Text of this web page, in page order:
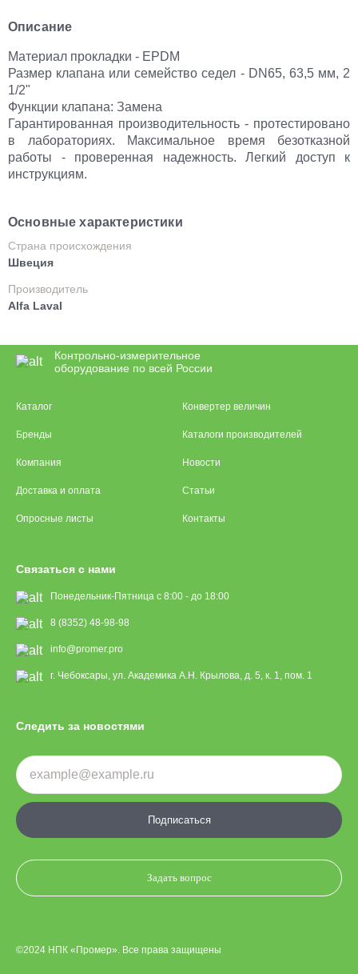
Описание
Материал прокладки - EPDM
Размер клапана или семейство седел - DN65, 63,5 мм, 2
1/2"
Функции клапана: Замена
Гарантированная производительность - протестировано
в лабораториях. Максимальное время безотказной
работы - проверенная надежность. Легкий доступ к
инструкциям.
Основные характеристики
Страна происхождения
Швеция
Производитель
Alfa Laval
Контрольно-измерительное
оборудование по всей России
Каталог
Бренды
Компания
Доставка и оплата
Опросные листы
Конвертер величин
Каталоги производителей
Новости
Статьи
Контакты
Связаться с нами
Понедельник-Пятница с 8:00 - до 18:00
8 (8352) 48-98-98
info@promer.pro
г. Чебоксары, ул. Академика А.Н. Крылова, д. 5, к. 1, пом. 1
Следить за новостями
Подписаться
Задать вопрос
©2024 НПК «Промер». Все права защищены